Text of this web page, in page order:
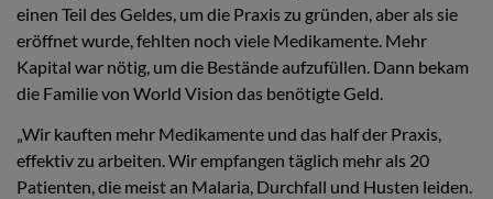
einen Teil des Geldes, um die Praxis zu gründen, aber als sie
eröffnet wurde, fehlten noch viele Medikamente. Mehr
Kapital war nötig, um die Bestände aufzufüllen. Dann bekam
die Familie von World Vision das benötigte Geld.
„Wir kauften mehr Medikamente und das half der Praxis,
effektiv zu arbeiten. Wir empfangen täglich mehr als 20
Patienten, die meist an Malaria, Durchfall und Husten leiden.